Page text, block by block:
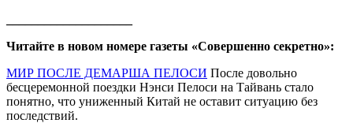
Читайте в новом номере газеты «Совершенно секретно»:
МИР ПОСЛЕ ДЕМАРША ПЕЛОСИ После довольно
бесцеремонной поездки Нэнси Пелоси на Тайвань стало
понятно, что униженный Китай не оставит ситуацию без
последствий.